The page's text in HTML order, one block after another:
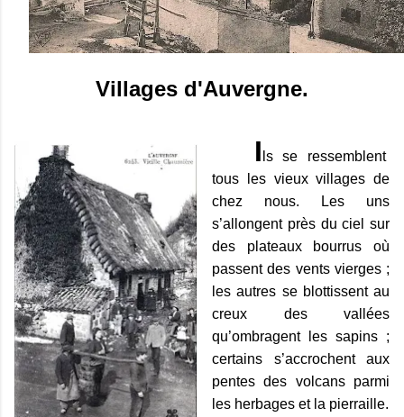
Villages d'Auvergne.
I ls se ressemblent
tous les vieux villages de
chez nous. Les uns
s’allongent près du ciel sur
des plateaux bourrus où
passent des vents vierges ;
les autres se blottissent au
creux des vallées
qu’ombragent les sapins ;
certains s’accrochent aux
pentes des volcans parmi
les herbages et la pierraille.